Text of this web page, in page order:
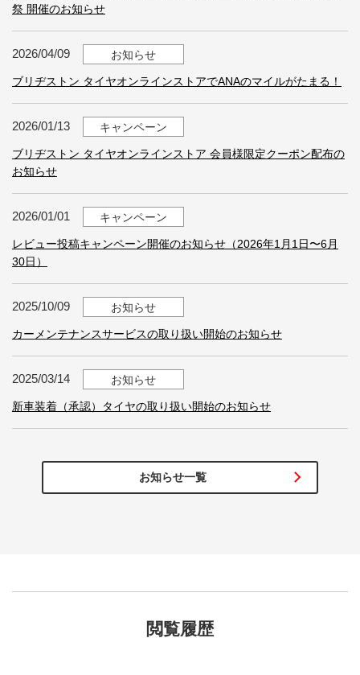
祭 開催のお知らせ
2026/04/09 お知らせ
ブリヂストン タイヤオンラインストアでANAのマイルがたまる！
2026/01/13 キャンペーン
ブリヂストン タイヤオンラインストア 会員様限定クーポン配布の
お知らせ
2026/01/01 キャンペーン
レビュー投稿キャンペーン開催のお知らせ（2026年1月1日〜6月
30日）
2025/10/09 お知らせ
カーメンテナンスサービスの取り扱い開始のお知らせ
2025/03/14 お知らせ
新車装着（承認）タイヤの取り扱い開始のお知らせ
お知らせ一覧
閲覧履歴